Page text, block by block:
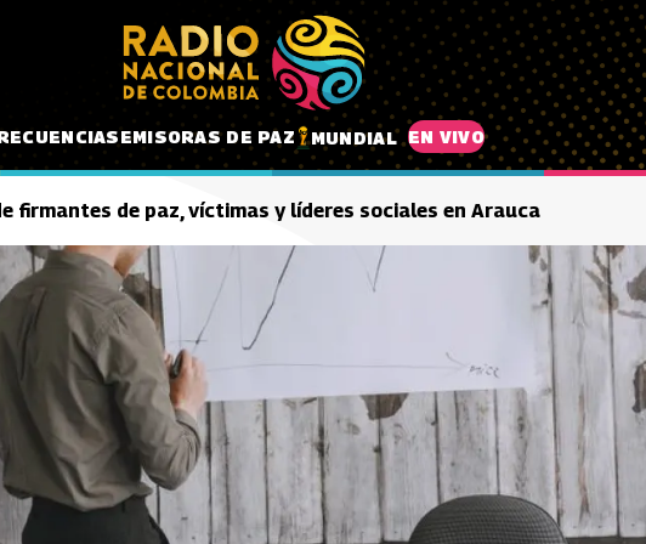
EMISORAS DE PAZ MUNDIAL EN VIVO
firmantes de paz, víctimas y líderes sociales en Arauca